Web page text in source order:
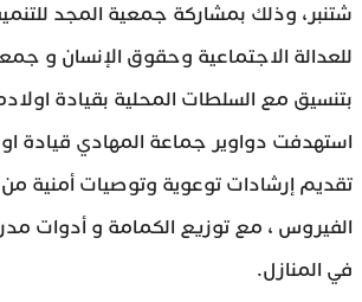
شتنبر، وذلك بمشاركة جمعية المجد
للعدالة الاجتماعية وحقوق الإنسان و
بتنسيق مع السلطات المحلية بقيادة
استهدفت دواوير جماعة المهادي قيادة
تقديم إرشادات توعوية وتوصيات أمنية من
الفيروس ، مع توزيع الكمامة و أدوات
في المنازل.